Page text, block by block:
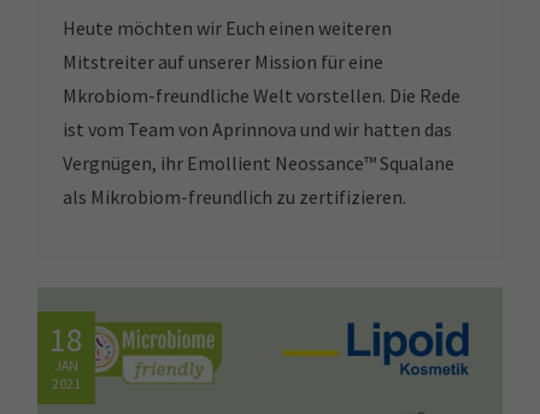
Heute möchten wir Euch einen weiteren
Mitstreiter auf unserer Mission für eine
Mkrobiom-freundliche Welt vorstellen. Die Rede
ist vom Team von Aprinnova und wir hatten das
Vergnügen, ihr Emollient Neossance™ Squalane
als Mikrobiom-freundlich zu zertifizieren.
18
JAN
2021